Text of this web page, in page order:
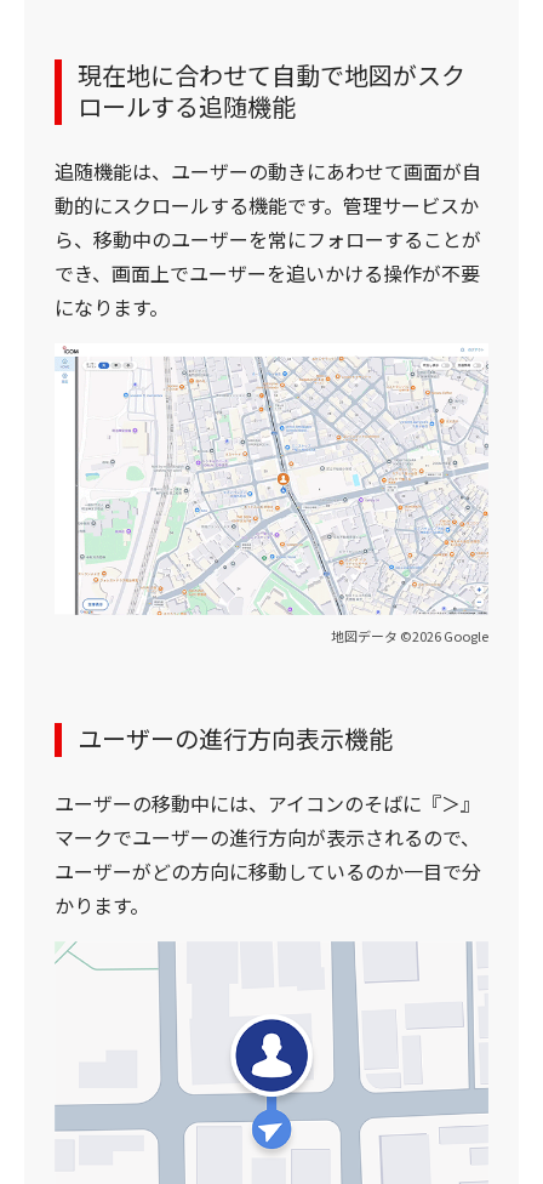
地図データ ©2026 Google
現在地に合わせて自動で地図がスク
ロールする追随機能
追随機能は、ユーザーの動きにあわせて画面が自
動的にスクロールする機能です。管理サービスか
ら、移動中のユーザーを常にフォローすることが
でき、画面上でユーザーを追いかける操作が不要
になります。
ユーザーの進行方向表示機能
ユーザーの移動中には、アイコンのそばに『＞』
マークでユーザーの進行方向が表示されるので、
ユーザーがどの方向に移動しているのか一目で分
かります。